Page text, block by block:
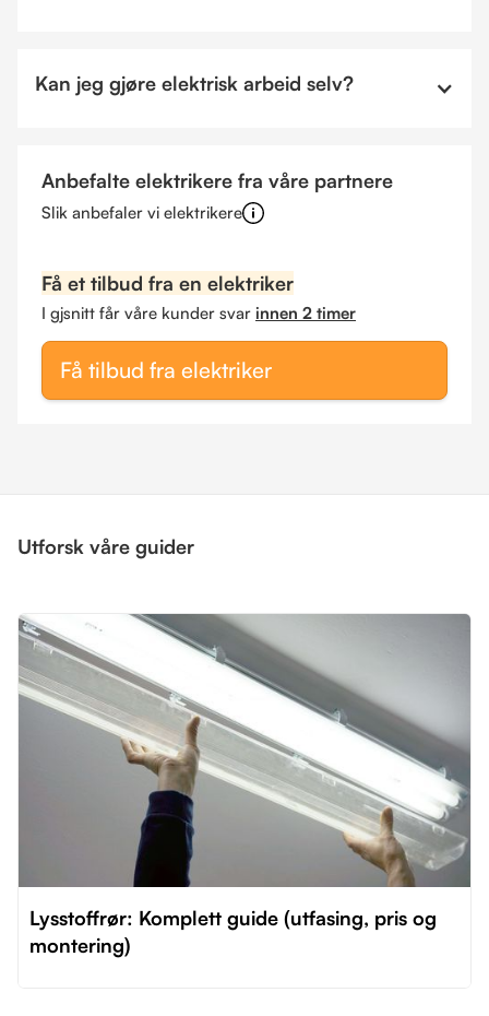
Kan jeg gjøre elektrisk arbeid selv?
Anbefalte elektrikere fra våre partnere
Slik anbefaler vi elektrikere
Få et tilbud fra en elektriker
I gjsnitt får våre kunder svar innen 2 timer
Få tilbud fra elektriker
Utforsk våre guider
Lysstoffrør: Komplett guide (utfasing, pris og
montering)